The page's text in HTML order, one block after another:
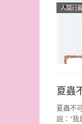
人間行
夏蟲
夏蟲不
說：“